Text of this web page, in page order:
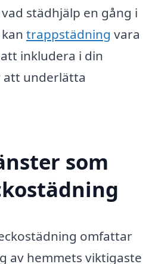
städhjälp en gång i
trappstädning vara
inkludera i din
att underlätta
som
omfattar
av hemmets viktigaste